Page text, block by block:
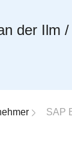
der Ilm
SAP